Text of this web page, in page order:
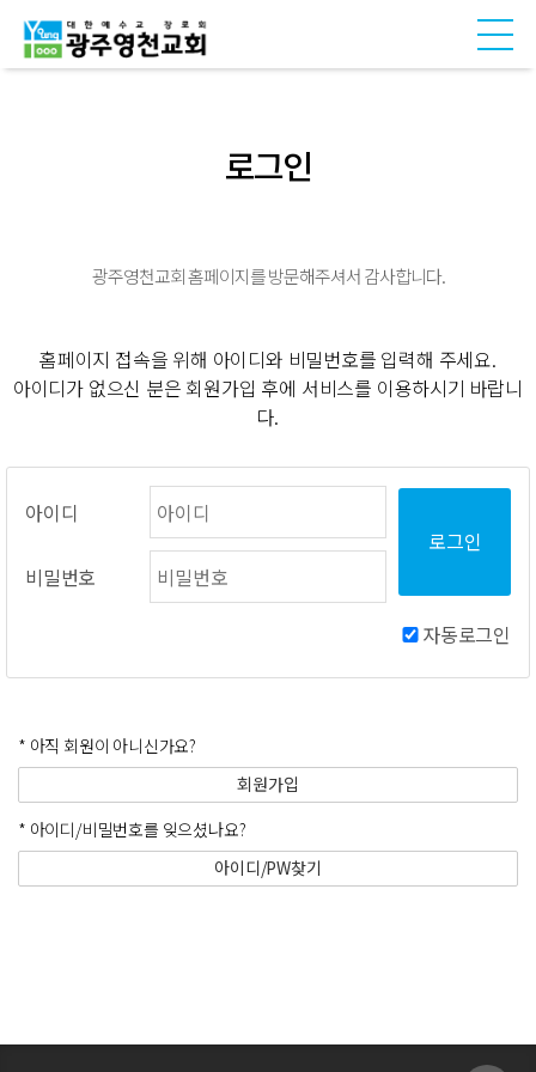
로그인
광주영천교회 홈페이지를 방문해주셔서 감사합니다.
홈페이지 접속을 위해 아이디와 비밀번호를 입력해 주세요.
아이디가 없으신 분은 회원가입 후에 서비스를 이용하시기 바랍니
다.
아이디
비밀번호
자동로그인
* 아직 회원이 아니신가요?
회원가입
* 아이디/비밀번호를 잊으셨나요?
아이디/PW찾기